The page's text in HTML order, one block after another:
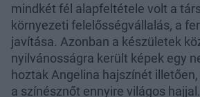
mindkét fél alapfeltétele volt a
környezeti felelősségvállalás, a
javítása. Azonban a készületek
nyilvánosságra került képek egy
hoztak Angelina hajszínét
a színésznőt ennyire világos hajjal.